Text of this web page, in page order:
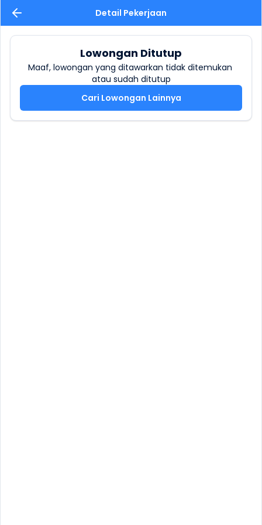
Detail Pekerjaan
Lowongan Ditutup
Maaf, lowongan yang ditawarkan tidak ditemukan
atau sudah ditutup
Cari Lowongan Lainnya